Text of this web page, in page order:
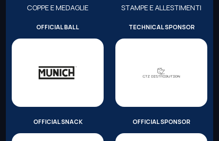
COPPE E MEDAGLIE STAMPE E ALLESTIMENTI
OFFICIAL BALL TECHNICAL SPONSOR
OFFICIAL SNACK OFFICIAL SPONSOR